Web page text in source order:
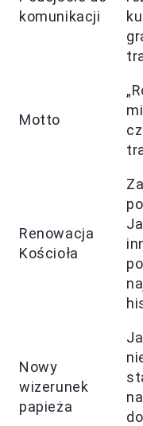
komunikacji
Motto
Renowacja
Kościoła
Nowy
wizerunek
papieża